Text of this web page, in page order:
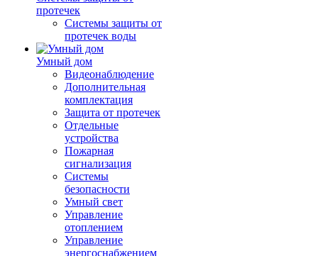
протечек
Системы защиты от
протечек воды
Умный дом
Видеонаблюдение
Дополнительная
комплектация
Защита от протечек
Отдельные
устройства
Пожарная
сигнализация
Системы
безопасности
Умный свет
Управление
отоплением
Управление
энергоснабжением